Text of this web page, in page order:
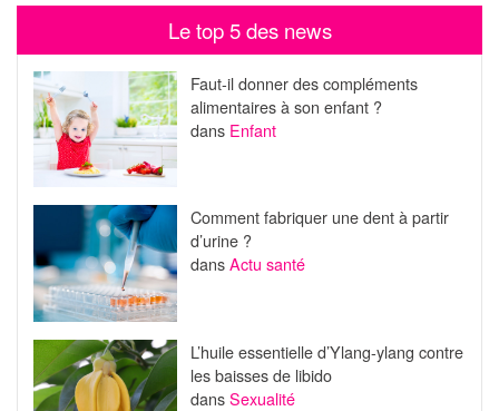
Le top 5 des news
Faut-il donner des compléments
alimentaires à son enfant ?
dans Enfant
Comment fabriquer une dent à partir
d’urine ?
dansActu santé
L’huile essentielle d’Ylang-ylang contre
les baisses de libido
dansSexualité